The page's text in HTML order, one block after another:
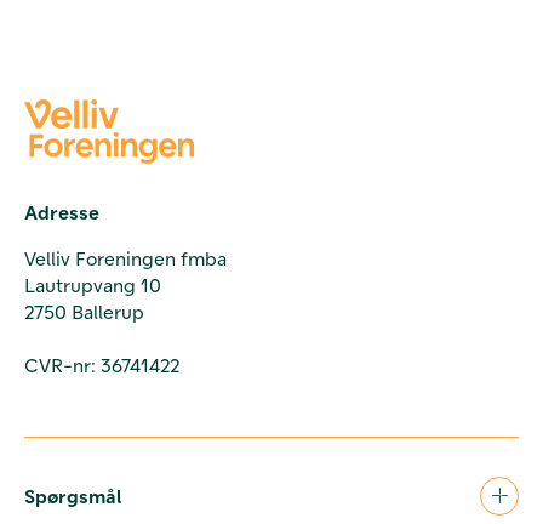
Adresse
Velliv Foreningen fmba
Lautrupvang 10
2750 Ballerup
CVR-nr: 36741422
Spørgsmål